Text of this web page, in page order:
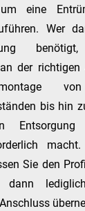
eine
Wer
der richtigen
bis hin
Sie den